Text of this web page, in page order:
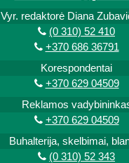
Vyr. redaktorė Diana
(0 310) 52 410
+370 686 36791
Korespondentai
+370 629 04509
Reklamos
+370 629 04509
Buhalterija, skelbimai,
(0 310) 52 343